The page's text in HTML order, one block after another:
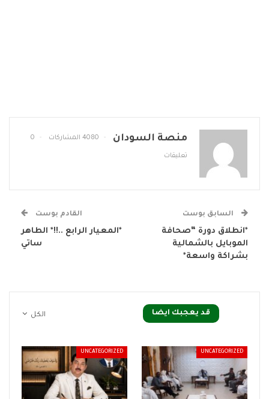
منصة السودان 4080 المشاركات 0
تعليقات
السابق بوست
*انطلاق دورة “صحافة
الموبايل بالشمالية
بشراكة واسعة*
القادم بوست
*المعيار الرابع ..!!* الطاهر
ساتي
الكل قد يعجبك ايضا
UNCATEGORIZED
UNCATEGORIZED